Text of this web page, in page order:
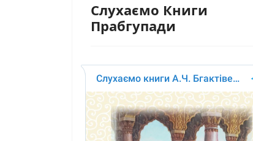
Слухаємо Книги
Прабгупади